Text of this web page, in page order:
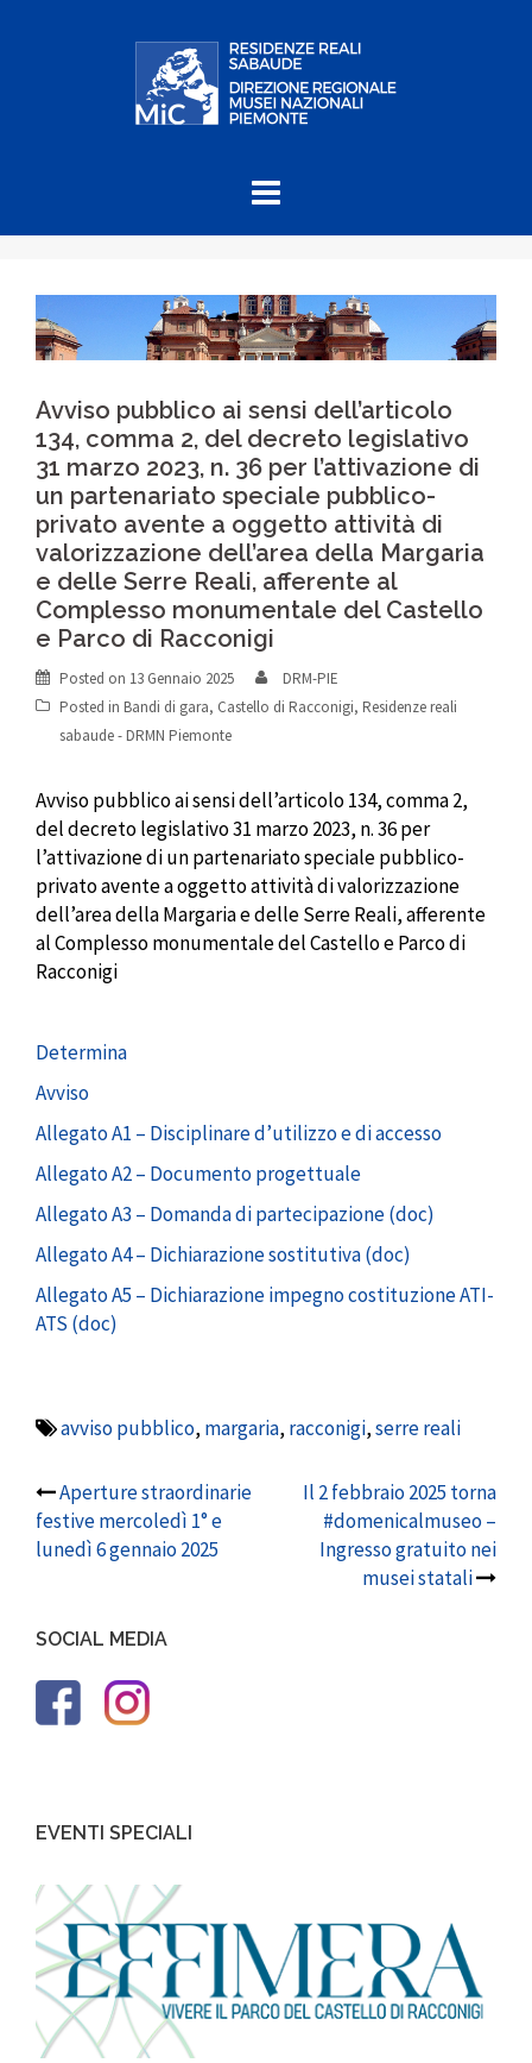
Avviso pubblico ai sensi dell’articolo
134, comma 2, del decreto legislativo
31 marzo 2023, n. 36 per l’attivazione di
un partenariato speciale pubblico-
privato avente a oggetto attività di
valorizzazione dell’area della Margaria
e delle Serre Reali, afferente al
Complesso monumentale del Castello
e Parco di Racconigi
Posted on 13 Gennaio 2025
DRM-PIE
Posted in Bandi di gara, Castello di Racconigi, Residenze reali
sabaude - DRMN Piemonte
Avviso pubblico ai sensi dell’articolo 134, comma 2,
del decreto legislativo 31 marzo 2023, n. 36 per
l’attivazione di un partenariato speciale pubblico-
privato avente a oggetto attività di valorizzazione
dell’area della Margaria e delle Serre Reali, afferente
al Complesso monumentale del Castello e Parco di
Racconigi
Determina
Avviso
Allegato A1 – Disciplinare d’utilizzo e di accesso
Allegato A2 – Documento progettuale
Allegato A3 – Domanda di partecipazione (doc)
Allegato A4 – Dichiarazione sostitutiva (doc)
Allegato A5 – Dichiarazione impegno costituzione ATI-
ATS (doc)
avviso pubblico, margaria, racconigi,serre reali
Post
navigation
Aperture straordinarie
festive mercoledì 1° e
lunedì 6 gennaio 2025
Il 2 febbraio 2025 torna
#domenicalmuseo –
Ingresso gratuito nei
musei statali
SOCIAL MEDIA
EVENTI SPECIALI